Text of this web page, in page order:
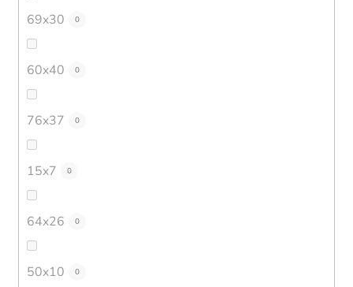
69x30 0
60x40 0
76x37 0
15x7 0
64x26 0
50x10 0